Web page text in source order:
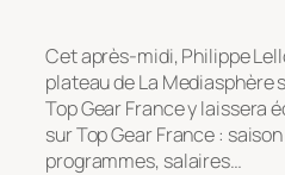
Cet après-midi, Philippe
plateau de La Mediasphère
Top Gear France y laissera
sur Top Gear France :
programmes, salaires…